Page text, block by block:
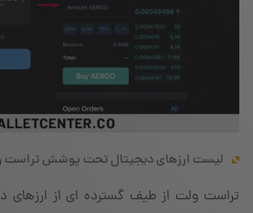
لیست ارزهای دیجیتال تحت پوشش تراست
تراست ولت از طیف گسترده ای از ارزهای